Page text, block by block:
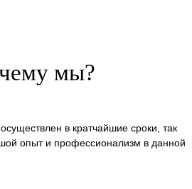
мы?
в кратчайшие сроки, так
опыт и профессионализм в данной